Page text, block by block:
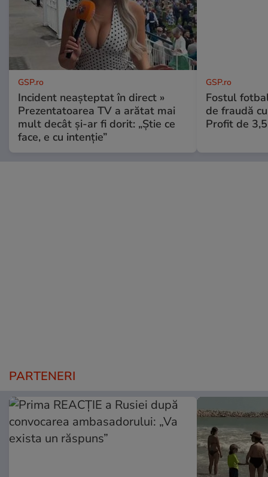
GSP.ro
Incident neașteptat în direct »
Prezentatoarea TV a arătat mai
mult decât și-ar fi dorit: „Știe ce
face, e cu intenție”
GSP.ro
Fostul
de fraudă
Profit de
PARTENERI